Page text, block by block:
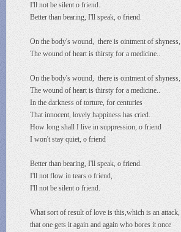
I'll not be silent o friend.
Better than bearing, I'll speak, o friend.
On the body's wound, there is ointment of shyness,
The wound of heart is thirsty for a medicine..
On the body's wound, there is ointment of shyness,
The wound of heart is thirsty for a medicine..
In the darkness of torture, for centuries
That innocent, lovely happiness has cried.
How long shall I live in suppression, o friend
I won't stay quiet, o friend
Better than bearing, I'll speak, o friend.
I'll not flow in tears o friend,
I'll not be silent o friend.
What sort of result of love is this,which is an attack,
that one gets it again and again who bores it once